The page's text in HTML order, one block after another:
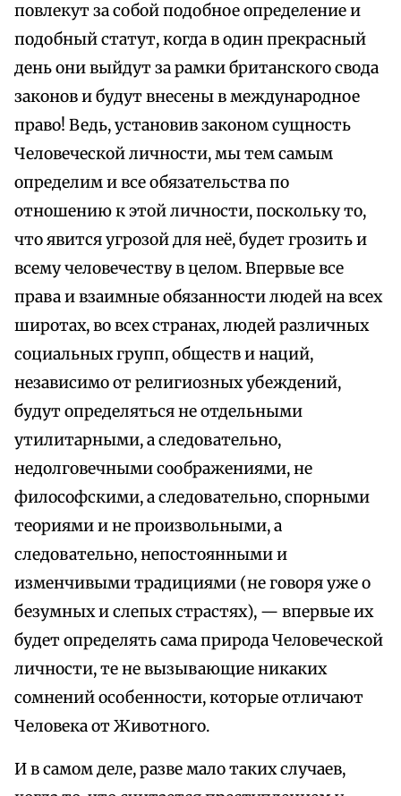
повлекут за собой подобное определение и
подобный статут, когда в один прекрасный
день они выйдут за рамки британского свода
законов и будут внесены в международное
право! Ведь, установив законом сущность
Человеческой личности, мы тем самым
определим и все обязательства по
отношению к этой личности, поскольку то,
что явится угрозой для неё, будет грозить и
всему человечеству в целом. Впервые все
права и взаимные обязанности людей на всех
широтах, во всех странах, людей различных
социальных групп, обществ и наций,
независимо от религиозных убеждений,
будут определяться не отдельными
утилитарными, а следовательно,
недолговечными соображениями, не
философскими, а следовательно, спорными
теориями и не произвольными, а
следовательно, непостоянными и
изменчивыми традициями (не говоря уже о
безумных и слепых страстях), — впервые их
будет определять сама природа Человеческой
личности, те не вызывающие никаких
сомнений особенности, которые отличают
Человека от Животного.
И в самом деле, разве мало таких случаев,